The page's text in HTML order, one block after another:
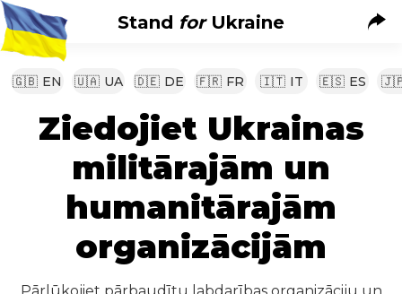
Stand forUkraine
🇬🇧 EN 🇺🇦 UA 🇩🇪 DE 🇫🇷 FR 🇮🇹 IT 🇪🇸 ES
Ziedojiet Ukrainas
militārajām un
humanitārajām
organizācijām